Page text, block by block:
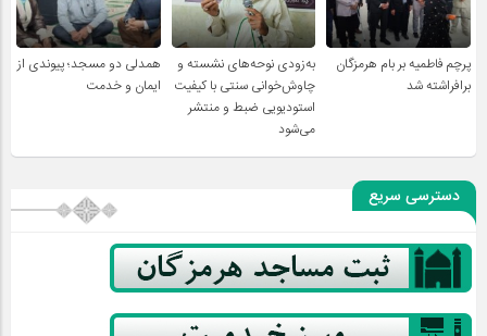
پرچم فاطمیه بر بام هرمزگان
برافراشته شد
به‌زودی نوحه‌های نشسته و
چاوش‌خوانی سنتی با کیفیت
استودیویی ضبط و منتشر
می‌شود
همدلی دو مسجد؛ پیوندی از
ایمان و خدمت
دسترسی سریع